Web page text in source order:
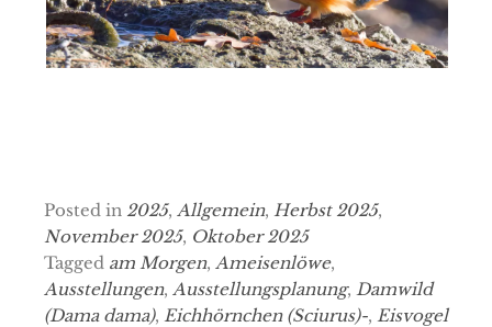
Posted in 2025, Allgemein, Herbst 2025,
November 2025, Oktober 2025
Tagged am Morgen, Ameisenlöwe,
Ausstellungen, Ausstellungsplanung, Damwild
(Dama dama), Eichhörnchen (Sciurus)-, Eisvogel